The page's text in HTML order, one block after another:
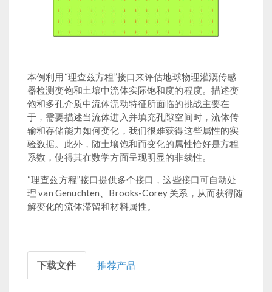
本例利用“理查兹方程”接口来评估地球物理灌溉传感
器检测变饱和土壤中流体实际饱和度的程度。描述变
饱和多孔介质中流体流动特征所面临的挑战主要在
于，需要描述当流体进入并填充孔隙空间时，流体传
输和存储能力如何变化，我们很难获得这些属性的实
验数据。此外，随土壤饱和而变化的属性恰好是方程
系数，使得其在数学方面呈现明显的非线性。
“理查兹方程”接口提供多个接口，这些接口可自动处
理 van Genuchten、Brooks-Corey 关系，从而获得随
解变化的流体滞留和材料属性。
下载文件 推荐产品